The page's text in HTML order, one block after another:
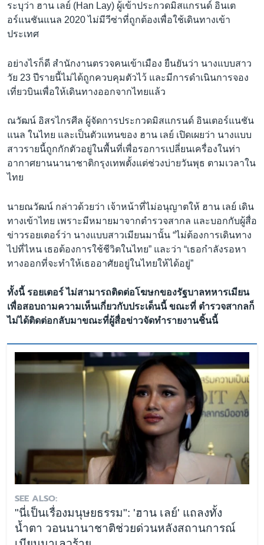
ระบุว่า ฮาน เลย์ (Han Lay) ผู้เข้าประกวดมิสแกรนด์ อินเต
อร์แนชันแนล 2020 ไม่มีวีซ่าที่ถูกต้องเพื่อใช้เดินทางเข้า
ประเทศ
อย่างไรก็ดี สำนักงานตรวจคนเข้าเมือง ยืนยันว่า นางแบบสาว
วัย 23 ปีรายนี้ไม่ได้ถูกควบคุมตัวไว้ และมีการดำเนินการจอง
เที่ยวบินเพื่อให้เดินทางออกจากไทยแล้ว
ณวัฒน์ อิสรไกรศีล ผู้จัดการประกวดมิสแกรนด์ อินเตอร์แนชัน
แนล ในไทย และเป็นตัวแทนของ ฮาน เลย์ เปิดเผยว่า นางแบบ
สาวรายนี้ถูกกักตัวอยู่ในพื้นที่เพื่อรอการเปลี่ยนเครื่องในท่า
อากาศยานนานาชาติกรุงเทพตั้งแต่ช่วงบ่ายวันพุธ ตามเวลาใน
ไทย
นายณวัฒน์ กล่าวด้วยว่า เจ้าหน้าที่ไม่อนุญาตให้ ฮาน เลย์ เดิน
ทางเข้าไทย เพราะมีหมายมาจากตำรวจสากล และบอกกับผู้สื่อ
ข่าวรอยเตอร์ว่า นางแบบสาวเมียนมานั้น “ไม่ต้องการเดินทาง
ไปที่ไหน เธอต้องการใช้ชีวิตในไทย” และว่า “เธอกำลังรอหา
ทางออกที่จะทำให้เธออาศัยอยู่ในไทยให้ได้อยู่”
ทั้งนี้ รอยเตอร์ ไม่สามารถติดต่อโฆษกของรัฐบาลทหารเมียน
เพื่อสอบถามความเห็นเกี่ยวกับประเด็นนี้ ขณะที่ ตำรวจสากลก็
ไม่ได้ติดต่อกลับมาขณะที่ผู้สื่อข่าวจัดทำรายงานชิ้นนี้
SEE ALSO:
"นี่เป็นเรื่องมนุษยธรรม": 'ฮาน เลย์' แถลงทั้ง
น้ำตา วอนนานาชาติช่วยด่วนหลังสถานการณ์